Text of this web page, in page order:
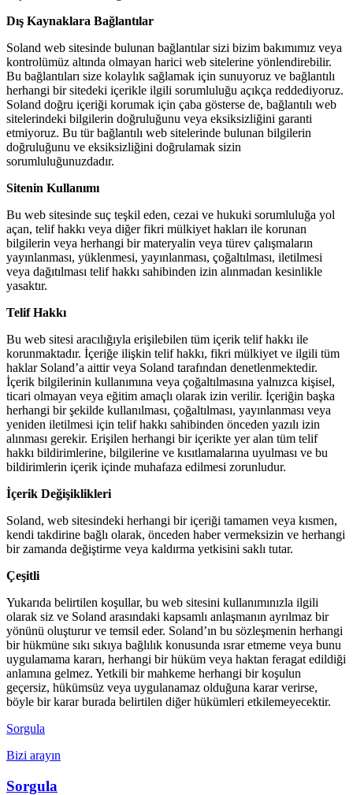
Dış Kaynaklara Bağlantılar
Soland web sitesinde bulunan bağlantılar sizi bizim bakımımız veya
kontrolümüz altında olmayan harici web sitelerine yönlendirebilir.
Bu bağlantıları size kolaylık sağlamak için sunuyoruz ve bağlantılı
herhangi bir sitedeki içerikle ilgili sorumluluğu açıkça reddediyoruz.
Soland doğru içeriği korumak için çaba gösterse de, bağlantılı web
sitelerindeki bilgilerin doğruluğunu veya eksiksizliğini garanti
etmiyoruz. Bu tür bağlantılı web sitelerinde bulunan bilgilerin
doğruluğunu ve eksiksizliğini doğrulamak sizin
sorumluluğunuzdadır.
Sitenin Kullanımı
Bu web sitesinde suç teşkil eden, cezai ve hukuki sorumluluğa yol
açan, telif hakkı veya diğer fikri mülkiyet hakları ile korunan
bilgilerin veya herhangi bir materyalin veya türev çalışmaların
yayınlanması, yüklenmesi, yayınlanması, çoğaltılması, iletilmesi
veya dağıtılması telif hakkı sahibinden izin alınmadan kesinlikle
yasaktır.
Telif Hakkı
Bu web sitesi aracılığıyla erişilebilen tüm içerik telif hakkı ile
korunmaktadır. İçeriğe ilişkin telif hakkı, fikri mülkiyet ve ilgili tüm
haklar Soland’a aittir veya Soland tarafından denetlenmektedir.
İçerik bilgilerinin kullanımına veya çoğaltılmasına yalnızca kişisel,
ticari olmayan veya eğitim amaçlı olarak izin verilir. İçeriğin başka
herhangi bir şekilde kullanılması, çoğaltılması, yayınlanması veya
yeniden iletilmesi için telif hakkı sahibinden önceden yazılı izin
alınması gerekir. Erişilen herhangi bir içerikte yer alan tüm telif
hakkı bildirimlerine, bilgilerine ve kısıtlamalarına uyulması ve bu
bildirimlerin içerik içinde muhafaza edilmesi zorunludur.
İçerik Değişiklikleri
Soland, web sitesindeki herhangi bir içeriği tamamen veya kısmen,
kendi takdirine bağlı olarak, önceden haber vermeksizin ve herhangi
bir zamanda değiştirme veya kaldırma yetkisini saklı tutar.
Çeşitli
Yukarıda belirtilen koşullar, bu web sitesini kullanımınızla ilgili
olarak siz ve Soland arasındaki kapsamlı anlaşmanın ayrılmaz bir
yönünü oluşturur ve temsil eder. Soland’ın bu sözleşmenin herhangi
bir hükmüne sıkı sıkıya bağlılık konusunda ısrar etmeme veya bunu
uygulamama kararı, herhangi bir hüküm veya haktan feragat edildiği
anlamına gelmez. Yetkili bir mahkeme herhangi bir koşulun
geçersiz, hükümsüz veya uygulanamaz olduğuna karar verirse,
böyle bir karar burada belirtilen diğer hükümleri etkilemeyecektir.
Sorgula
Bizi arayın
Sorgula